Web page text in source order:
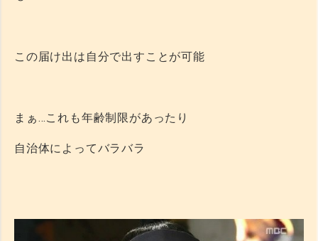
この届け出は自分で出すことが可能
まぁ…これも年齢制限があったり
自治体によってバラバラ